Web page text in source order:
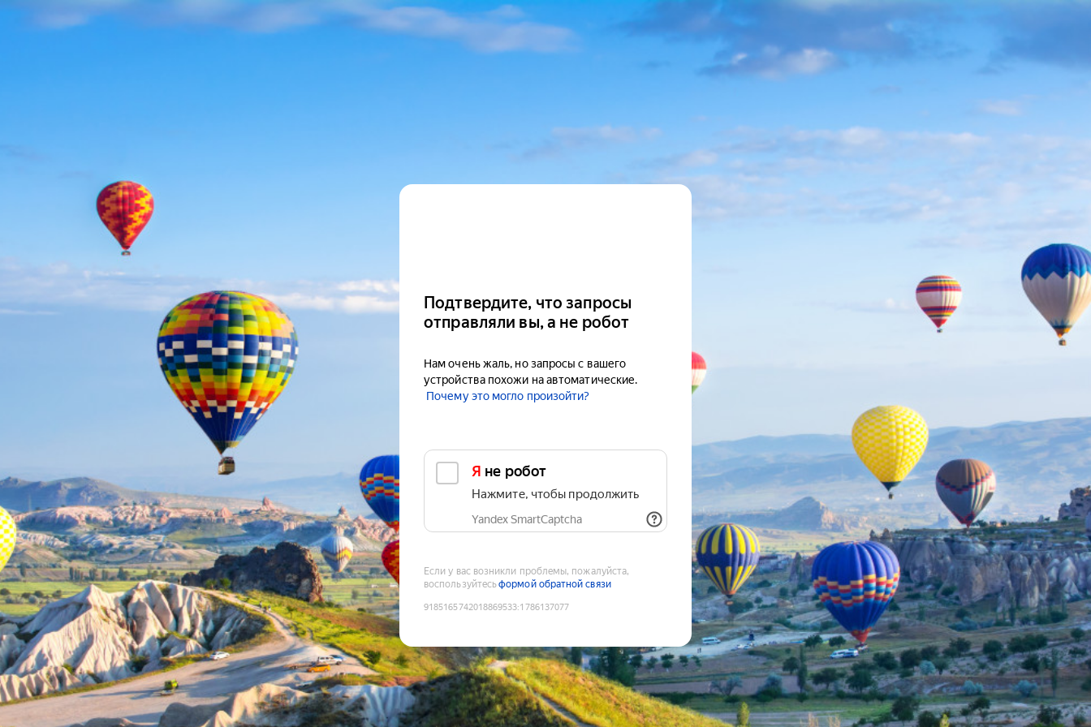
Подтвердите, что запросы
отправляли вы, а не робот
Нам очень жаль, но запросы с вашего
устройства похожи на автоматические.
Почему это могло произойти?
Я не робот
Нажмите, чтобы продолжить
Yandex SmartCaptcha
Если у вас возникли проблемы, пожалуйста,
воспользуйтесьформой обратной связи
9185165742018869533:1786137077